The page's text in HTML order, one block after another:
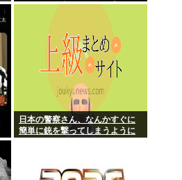
ない、自衛隊のファンが増えて
日本の警察さん、なんかすぐに
簡単に銃を撃ってしまうように